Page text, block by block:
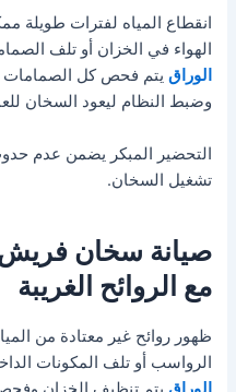
انقطاع المياه لفترات
الهواء في الخزان أو تلف
الوراق يتم فحص كل الصمامات
وضبط النظام ليعود السخان
التحضير المبكر يضمن عدم
تشغيل السخان.
صيانة سخان فريش
مع الروائح الغريبة
ظهور روائح غير معتادة من
الرواسب أو تلف المكونات